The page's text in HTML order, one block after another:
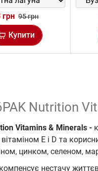
грн 95 грн
Купити
Nutrition
Vitamins & Minerals -
Е і D та
цинком, селеном,
нестачу